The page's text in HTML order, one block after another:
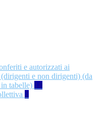
e autorizzati ai
e non dirigenti) (da
tabelle) 18
2